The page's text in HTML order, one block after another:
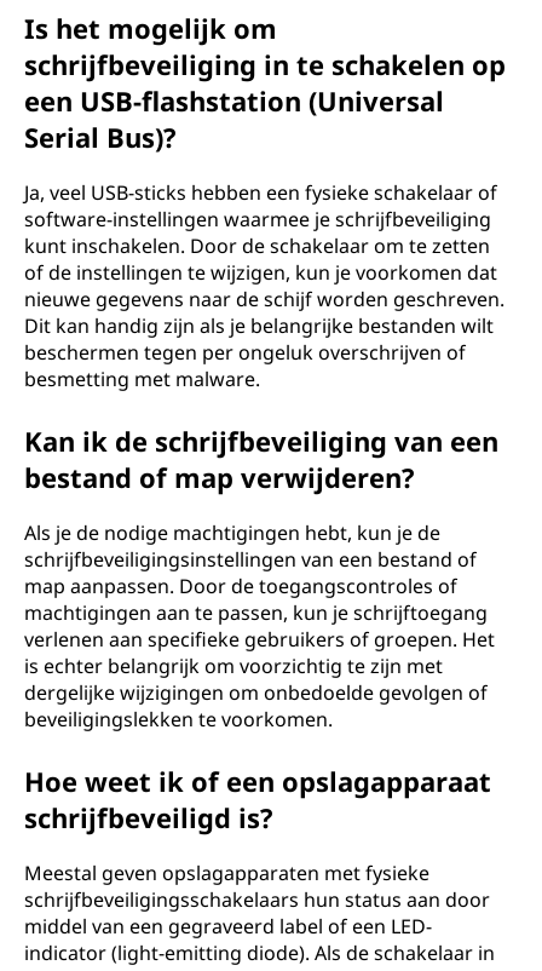
Is het mogelijk om
schrijfbeveiliging in te schakelen op
een USB-flashstation (Universal
Serial Bus)?
Ja, veel USB-sticks hebben een fysieke schakelaar of
software-instellingen waarmee je schrijfbeveiliging
kunt inschakelen. Door de schakelaar om te zetten
of de instellingen te wijzigen, kun je voorkomen dat
nieuwe gegevens naar de schijf worden geschreven.
Dit kan handig zijn als je belangrijke bestanden wilt
beschermen tegen per ongeluk overschrijven of
besmetting met malware.
Kan ik de schrijfbeveiliging van een
bestand of map verwijderen?
Als je de nodige machtigingen hebt, kun je de
schrijfbeveiligingsinstellingen van een bestand of
map aanpassen. Door de toegangscontroles of
machtigingen aan te passen, kun je schrijftoegang
verlenen aan specifieke gebruikers of groepen. Het
is echter belangrijk om voorzichtig te zijn met
dergelijke wijzigingen om onbedoelde gevolgen of
beveiligingslekken te voorkomen.
Hoe weet ik of een opslagapparaat
schrijfbeveiligd is?
Meestal geven opslagapparaten met fysieke
schrijfbeveiligingsschakelaars hun status aan door
middel van een gegraveerd label of een LED-
indicator (light-emitting diode). Als de schakelaar in